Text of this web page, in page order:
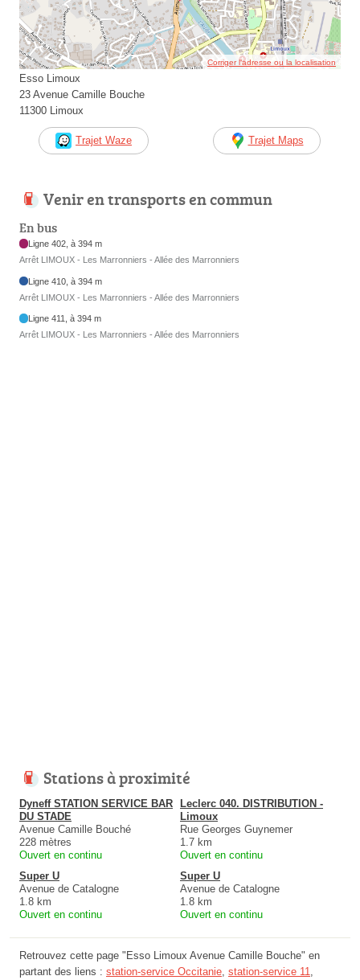
Corriger l’adresse ou la localisation
Esso Limoux
23 Avenue Camille Bouche
11300 Limoux
Trajet Waze Trajet Maps
Venir en transports en commun
En bus
Ligne 402, à 394 m
Arrêt LIMOUX - Les Marronniers - Allée des Marronniers
Ligne 410, à 394 m
Arrêt LIMOUX - Les Marronniers - Allée des Marronniers
Ligne 411, à 394 m
Arrêt LIMOUX - Les Marronniers - Allée des Marronniers
Stations à proximité
Dyneff STATION SERVICE BAR
DU STADE
Avenue Camille Bouché
228 mètres
Ouvert en continu
Leclerc 040. DISTRIBUTION -
Limoux
Rue Georges Guynemer
1.7 km
Ouvert en continu
Super U
Avenue de Catalogne
1.8 km
Ouvert en continu
Super U
Avenue de Catalogne
1.8 km
Ouvert en continu
Retrouvez cette page "Esso Limoux Avenue Camille Bouche" en
partant des liens : station-service Occitanie, station-service 11,